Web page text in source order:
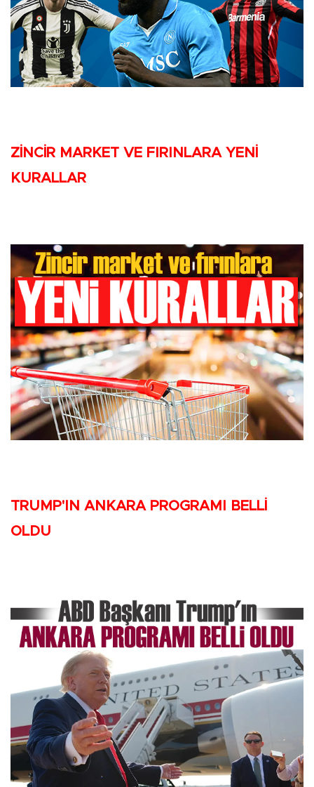
ZİNCİR MARKET VE FIRINLARA YENİ
KURALLAR
TRUMP'IN ANKARA PROGRAMI BELLİ
OLDU